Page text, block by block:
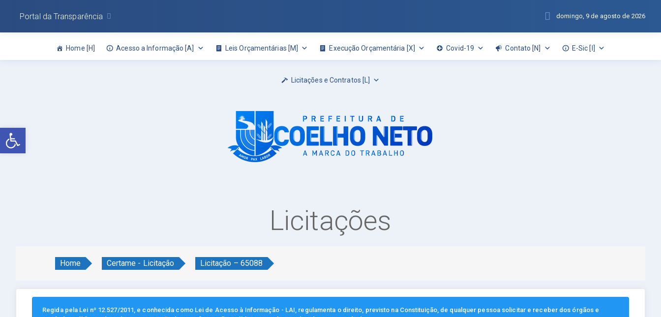
Abrir a barra de ferramentas
Home [H] Acesso a Informação [A] Leis Orçamentárias [M] Execução Orçamentária [X] Covid-19 Contato [N] E-Sic [I]
Licitações e Contratos [L]
Portal da Transparência domingo, 9 de agosto de 2026
Licitações
Home Certame - Licitação Licitação – 65088
Regida pela Lei nº 12.527/2011, e conhecida como Lei de Acesso à Informação - LAI, regulamenta o direito, previsto na Constituição, de qualquer pessoa solicitar e receber dos órgãos e